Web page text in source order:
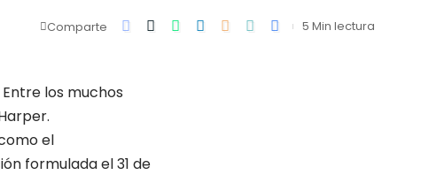
Comparte 5 Min lectura
los muchos
el
formulada el 31 de